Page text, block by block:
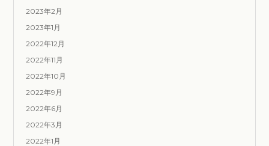
2023年2月
2023年1月
2022年12月
2022年11月
2022年10月
2022年9月
2022年6月
2022年3月
2022年1月